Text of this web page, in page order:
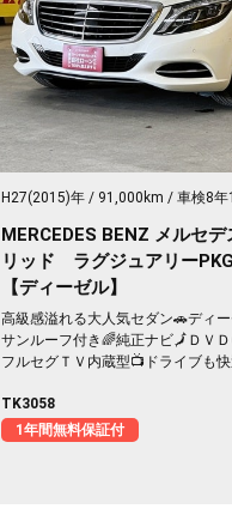
H27(2015)年 91,000km 車検8年
MERCEDES BENZ メルセデスベンツ Ｓ300ハイブ
リッド ラグジュアリーPKG
【ディーゼル】
高級感溢れる大人気セダン🚗ディ
サンルーフ付き🌈純正ナビ🗾ＤＶ
フルセグＴＶ内蔵型📺ドライブも
ワーシート👑他車の追随を許さな
イドリングストップ機能付🍃ハイ
車で驚異の低燃費車両⛽✨LEDヘ
TK3058
1年間無料保証付